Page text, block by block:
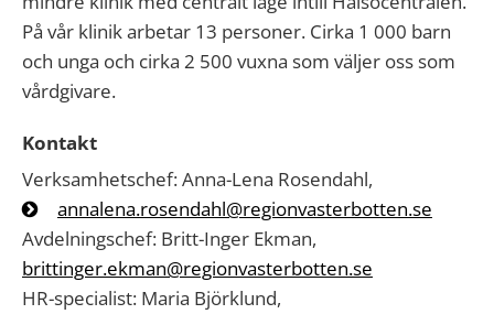
På vår klinik arbetar 13 personer. Cirka 1 000 barn
och unga och cirka 2 500 vuxna som väljer oss som
vårdgivare.
Kontakt
Verksamhetschef: Anna-Lena Rosendahl,
annalena.rosendahl@regionvasterbotten.se
Avdelningschef: Britt-Inger Ekman,
brittinger.ekman@regionvasterbotten.se
HR-specialist: Maria Björklund,